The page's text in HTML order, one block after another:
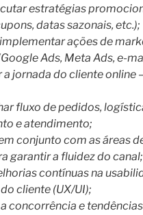
estratégias
datas sazonais, etc.);
ações de
Ads, Meta Ads, e-
a jornada do cliente online
fluxo de pedidos,
e atendimento;
conjunto com as áreas
garantir a fluidez do canal;
contínuas na
cliente (UX/UI);
concorrência e